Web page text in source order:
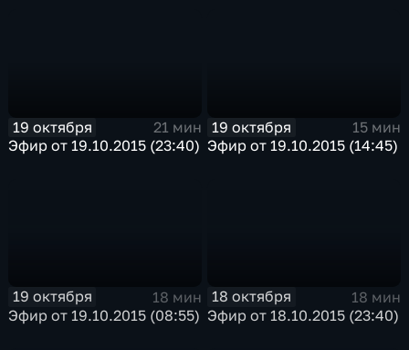
19 октября
21 мин
Эфир от 19.10.2015 (23:40)
19 октября
15 мин
Эфир от 19.10.2015 (14:45)
19 октября
18 мин
Эфир от 19.10.2015 (08:55)
18 октября
18 мин
Эфир от 18.10.2015 (23:40)